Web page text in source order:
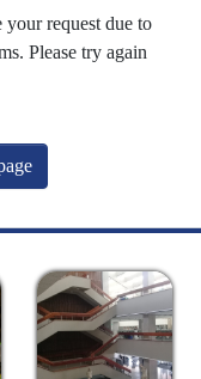
request due to
Please try again